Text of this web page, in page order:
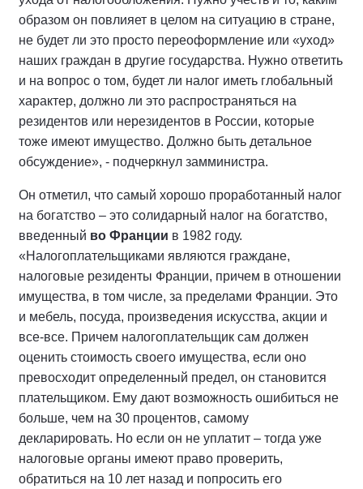
образом он повлияет в целом на ситуацию в стране,
не будет ли это просто переоформление или «уход»
наших граждан в другие государства. Нужно ответить
и на вопрос о том, будет ли налог иметь глобальный
характер, должно ли это распространяться на
резидентов или нерезидентов в России, которые
тоже имеют имущество. Должно быть детальное
обсуждение», - подчеркнул замминистра.
Он отметил, что самый хорошо проработанный налог
на богатство – это солидарный налог на богатство,
введенный во Франции в 1982 году.
«Налогоплательщиками являются граждане,
налоговые резиденты Франции, причем в отношении
имущества, в том числе, за пределами Франции. Это
и мебель, посуда, произведения искусства, акции и
все-все. Причем налогоплательщик сам должен
оценить стоимость своего имущества, если оно
превосходит определенный предел, он становится
плательщиком. Ему дают возможность ошибиться не
больше, чем на 30 процентов, самому
декларировать. Но если он не уплатит – тогда уже
налоговые органы имеют право проверить,
обратиться на 10 лет назад и попросить его